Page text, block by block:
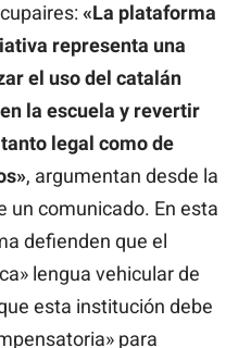
«La plataforma
representa una
el uso del catalán
la escuela y revertir
legal como de
, argumentan desde la
un comunicado. En esta
defienden que el
lengua vehicular de
esta institución debe
para